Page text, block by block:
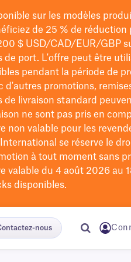
sur les modèles
de 25 % de
$USD/CAD/EUR/GBP
de port. L'offre peut être
pendant la période de
d'autres promotions,
de livraison standard
ne sont pas pris en
non valable pour les
se réserve le
à tout moment sans
valable du 4 août 2026 au
disponibles.
nous